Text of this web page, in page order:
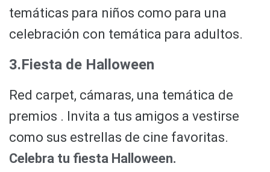
temáticas para niños como para una
celebración con temática para adultos.
3.Fiesta de Halloween
Red carpet, cámaras, una temática de
premios . Invita a tus amigos a vestirse
como sus estrellas de cine favoritas.
Celebra tu fiesta Halloween.